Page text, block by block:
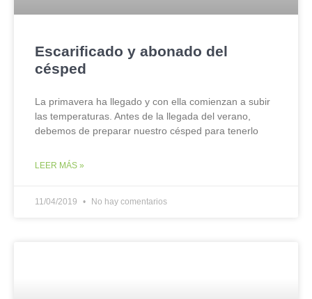
Escarificado y abonado del
césped
La primavera ha llegado y con ella comienzan a subir
las temperaturas. Antes de la llegada del verano,
debemos de preparar nuestro césped para tenerlo
LEER MÁS »
11/04/2019 No hay comentarios